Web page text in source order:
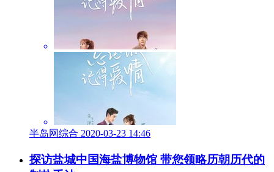
半岛网综合 2020-03-23 14:46
探访盐城中国海盐博物馆 带您领略历朝历代的